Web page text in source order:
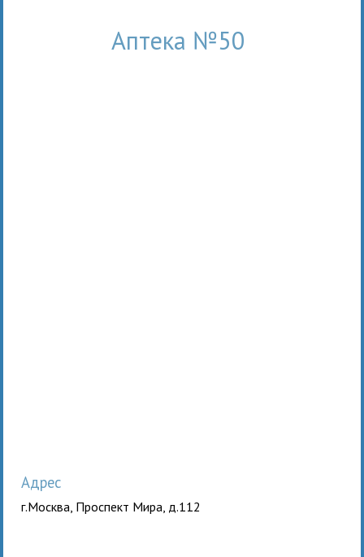
Аптека №50
Адрес
г.Москва, Проспект Мира, д.112